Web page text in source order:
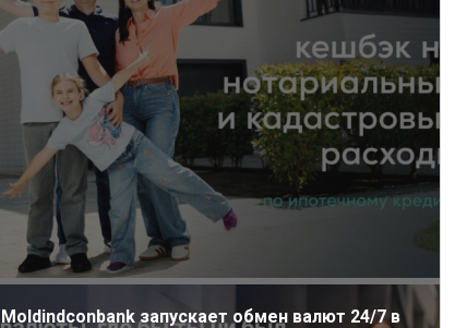
Moldindconbank запускает обмен валют 24/7 в